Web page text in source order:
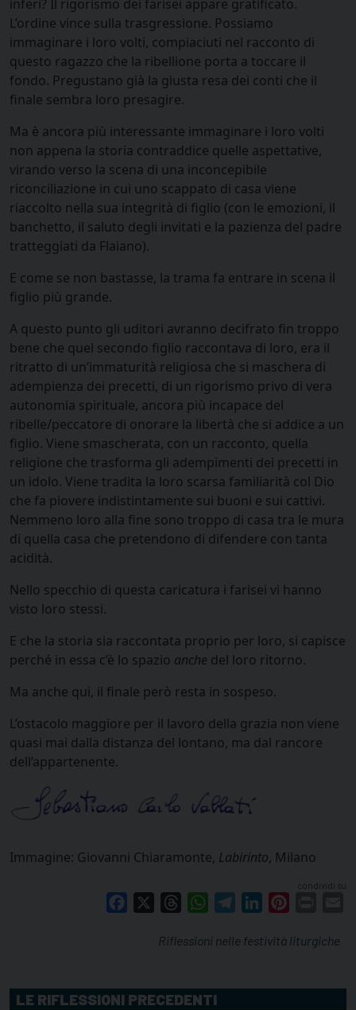
inferi? Il rigorismo dei farisei appare gratificato.
L’ordine vince sulla trasgressione. Possiamo
immaginare i loro volti, compiaciuti nel racconto di
questo ragazzo che la ribellione porta a toccare il
fondo. Pregustano già la giusta resa dei conti che il
finale sembra loro presagire.
Ma è ancora più interessante immaginare i loro volti
non appena la storia contraddice quelle aspettative,
virando verso la scena di una inconcepibile
riconciliazione in cui uno scappato di casa viene
riaccolto nella sua integrità di figlio (con le emozioni, il
banchetto, il saluto degli invitati e la pazienza del padre
tratteggiati da Flaiano).
E come se non bastasse, la trama fa entrare in scena il
figlio più grande.
A questo punto gli uditori avranno decifrato fin troppo
bene che quel secondo figlio raccontava di loro, era il
ritratto di un’immaturità religiosa che si maschera di
adempienza dei precetti, di un rigorismo privo di vera
autonomia spirituale, ancora più incapace del
ribelle/peccatore di onorare la libertà che si addice a un
figlio. Viene smascherata, con un racconto, quella
religione che trasforma gli adempimenti dei precetti in
un idolo. Viene tradita la loro scarsa familiarità col Dio
che fa piovere indistintamente sui buoni e sui cattivi.
Nemmeno loro alla fine sono troppo di casa tra le mura
di quella casa che pretendono di difendere con tanta
acidità.
Nello specchio di questa caricatura i farisei vi hanno
visto loro stessi.
E che la storia sia raccontata proprio per loro, si capisce
perché in essa c’è lo spazio anche del loro ritorno.
Ma anche qui, il finale però resta in sospeso.
L’ostacolo maggiore per il lavoro della grazia non viene
quasi mai dalla distanza del lontano, ma dal rancore
dell’appartenente.
Immagine: Giovanni Chiaramonte, Labirinto, Milano
condividi su
Facebook ThreadsWhatsAppTelegramLinkedIn
Riflessioni nelle festività liturgiche
LE RIFLESSIONI PRECEDENTI